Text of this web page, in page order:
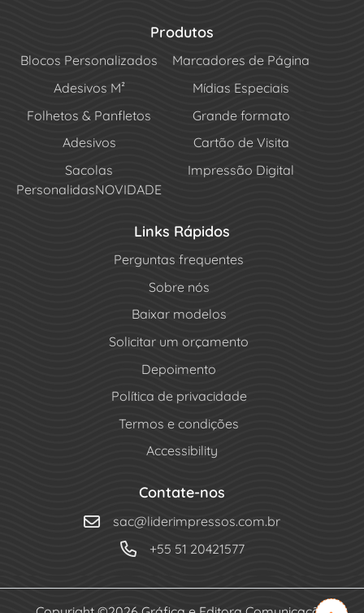
Produtos
Blocos Personalizados
Marcadores de Página
Adesivos M²
Mídias Especiais
Folhetos & Panfletos
Grande formato
Adesivos
Cartão de Visita
Sacolas
PersonalidasNOVIDADE
Impressão Digital
Links Rápidos
Perguntas frequentes
Sobre nós
Baixar modelos
Solicitar um orçamento
Depoimento
Política de privacidade
Termos e condições
Accessibility
Contate-nos
sac@liderimpressos.com.br
+55 51 20421577